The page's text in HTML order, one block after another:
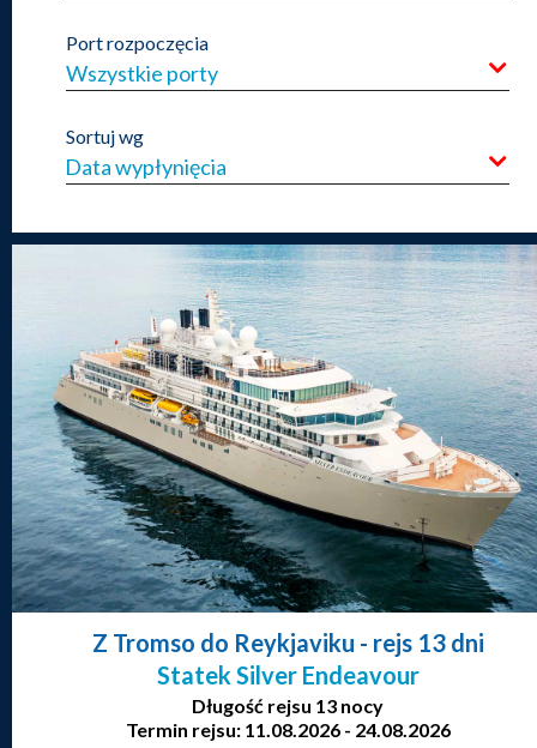
Port rozpoczęcia
Wszystkie porty
Sortuj wg
Z Tromso do Reykjaviku - rejs 13 dni
Statek Silver Endeavour
Długość rejsu 13 nocy
Termin rejsu: 11.08.2026 - 24.08.2026